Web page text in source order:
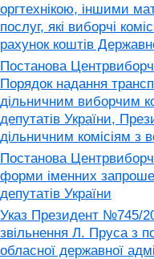
оргтехнікою, іншими
послуг, які виборчі
рахунок коштів
Постанова
Порядок надання
дільничним виборчим
депутатів України,
дільничним комісіям з
Постанова
форми іменних
депутатів України
Указ Президент №745/
звільнення Л. Пруса з
обласної державної